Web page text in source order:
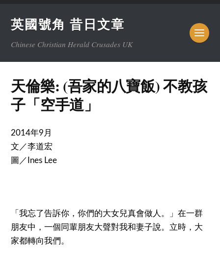
英國號角 昔日文章
Chinese Christian Herald Crusades UK
天倫樂: (吾家的八寶飯) 不教孩
子「空手道」
2014年9月
文／李道宏
圖／Ines Lee
「我忘了告訴你，你們的大女兒真會做人。」在一群
朋友中，一個同輩朋友大聲對我和妻子說。立時，大
家都轉向我們。